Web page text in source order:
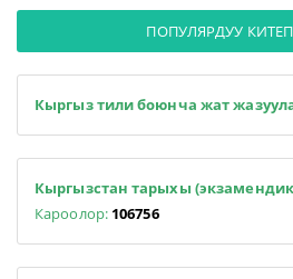
ПОПУЛЯРДУУ
Кыргыз тили боюнча жат
Кыргызстан тарыхы (экзамендик
Кароолор: 106756